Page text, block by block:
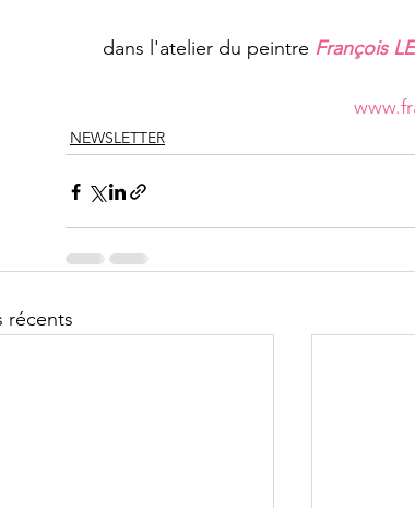
dans l'atelier du peintre François
NEWSLETTER
récents